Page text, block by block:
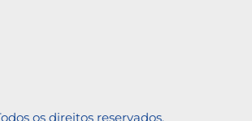
os direitos reservados.